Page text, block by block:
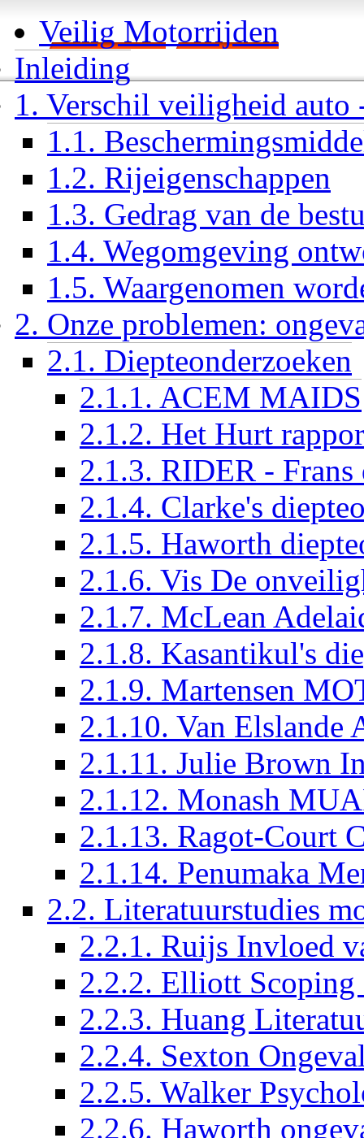
Veilig Motorrijden
Inleiding
1. Verschil veiligheid auto
1.1.
1.2. Rijeigenschappen
1.3. Gedrag van de
1.4. Wegomgeving
1.5. Waargenomen
2. Onze problemen:
2.1. Diepteonderzoeken
2.1.1. ACEM MAIDS
2.1.2. Het Hurt
2.1.3. RIDER - Frans
2.1.4. Clarke's
2.1.5. Haworth
2.1.6. Vis De
2.1.7. McLean
2.1.8. Kasantikul's
2.1.9. Martensen
2.1.10. Van
2.1.11. Julie Brown
2.1.12. Monash
2.1.13. Ragot-Court
2.1.14. Penumaka
2.2. Literatuurstudies
2.2.1. Ruijs Invloed
2.2.2. Elliott Scoping
2.2.3. Huang
2.2.4. Sexton
2.2.5. Walker
2.2.6. Haworth